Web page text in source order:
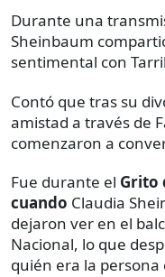
Durante una
Sheinbaum
sentimental con
Contó que tras su
amistad a través de
comenzaron a
Fue durante el Grito
cuando Claudia
dejaron ver en el
Nacional, lo que
quién era la